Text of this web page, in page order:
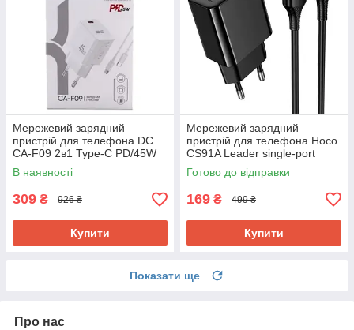
Мережевий зарядний
пристрій для телефона DC
CA-F09 2в1 Type-C PD/45W
White
В наявності
309 ₴ 926 ₴
Купити
Мережевий зарядний
пристрій для телефона Hoco
CS91A Leader single-port
charger set Type-C 2.1A Black
Готово до відправки
169 ₴ 499 ₴
Купити
Показати ще
Про нас